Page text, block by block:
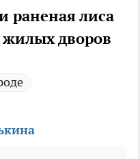
раненая лиса
жилых дворов